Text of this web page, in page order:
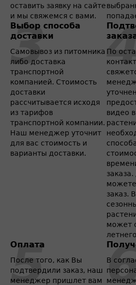
оставить заявку на сайте
и мы свяжемся с вами.
Выбор способа
доставки
Самовывоз из питомника
либо доставка
транспортной
компанией. Стоимость
доставки
рассчитывается исходя
из тарифов
транспортной компании.
Наш менеджер уточнит
для вас стоимость и
варианты доставки.
По
видео
заказ.
может
Оплата
После того, как Вы
подтвердили заказ, наш
менеджер пришлет вам
В